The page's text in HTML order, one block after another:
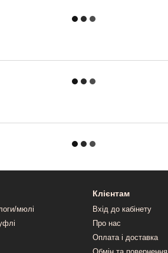
мюлі
Клієнтам
Вхід до кабінету
Про нас
Оплата і доставка